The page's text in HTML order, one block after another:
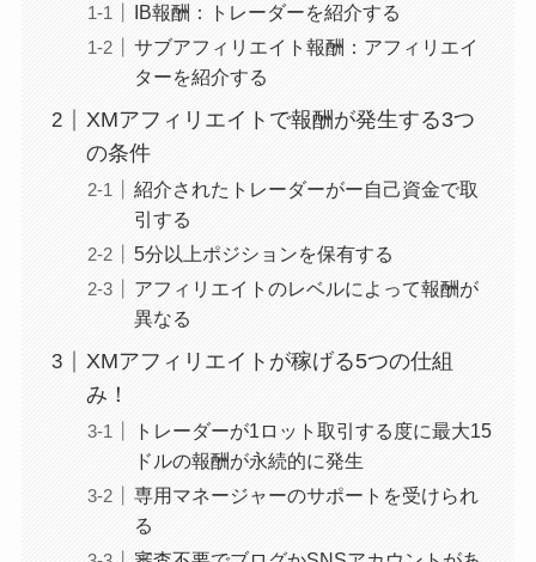
IB報酬：トレーダーを紹介する
サブアフィリエイト報酬：アフィリエイ
ターを紹介する
XMアフィリエイトで報酬が発生する3つ
の条件
紹介されたトレーダーがー自己資金で取
引する
5分以上ポジションを保有する
アフィリエイトのレベルによって報酬が
異なる
XMアフィリエイトが稼げる5つの仕組
み！
トレーダーが1ロット取引する度に最大15
ドルの報酬が永続的に発生
専用マネージャーのサポートを受けられ
る